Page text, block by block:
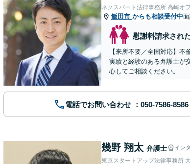
ネクスパート法律事務所 高崎オ
飯田市 からも相談受付中
慰謝料請求され
【来所不要／全国対応】
実績と経験のある弁護士が
心してご相談ください。
電話でお問い合わせ
幾野 翔太 弁護士 イン
東京スタートアップ法律事務所